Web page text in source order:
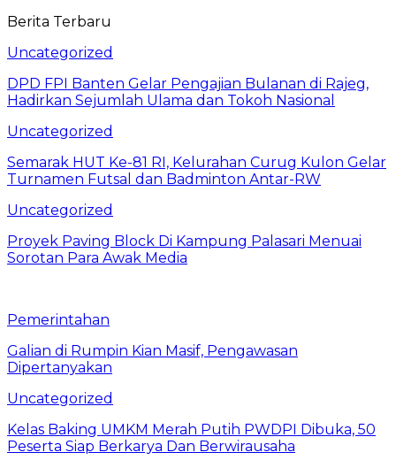
Berita Terbaru
Uncategorized
DPD FPI Banten Gelar Pengajian Bulanan di Rajeg,
Hadirkan Sejumlah Ulama dan Tokoh Nasional
Uncategorized
Semarak HUT Ke-81 RI, Kelurahan Curug Kulon Gelar
Turnamen Futsal dan Badminton Antar-RW
Uncategorized
Proyek Paving Block Di Kampung Palasari Menuai
Sorotan Para Awak Media
Pemerintahan
Galian di Rumpin Kian Masif, Pengawasan
Dipertanyakan
Uncategorized
Kelas Baking UMKM Merah Putih PWDPI Dibuka, 50
Peserta Siap Berkarya Dan Berwirausaha